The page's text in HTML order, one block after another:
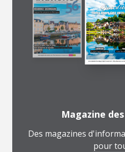
Magazine
Des magazines
pour